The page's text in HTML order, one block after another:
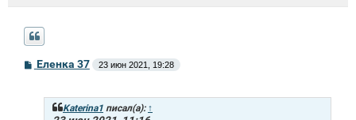
СЕленка 37 23 июн 2021, 19:28
Katerina1 писал(а): ↑